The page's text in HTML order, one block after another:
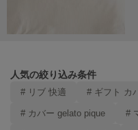
オン
人気の絞り込み条件
# リブ 快適 # ギフト カ
# カバー gelato pique #